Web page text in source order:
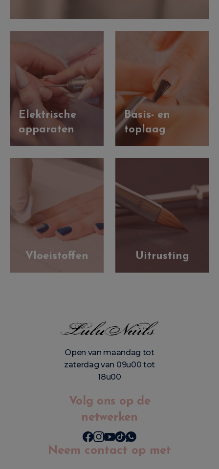
Elektrische
apparaten
Basis- en
toplaag
Vloeistoffen Uitrusting
Open van maandag tot
zaterdag van 09u00 tot
18u00
Volg ons op de
netwerken
Neem contact op met